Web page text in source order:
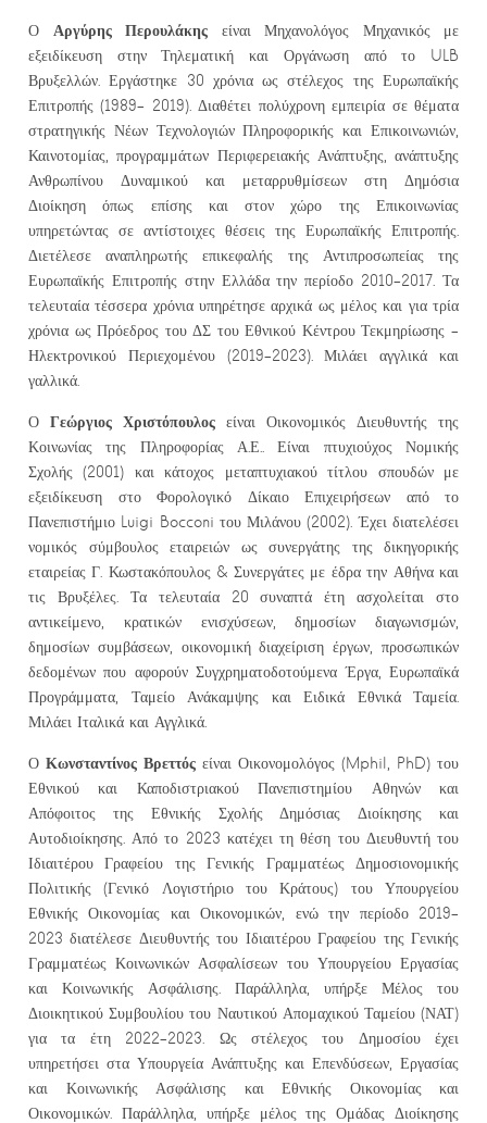
Ο Αργύρης Περουλάκης είναι Μηχανολόγος Μηχανικός με
εξειδίκευση στην Τηλεματική και Οργάνωση από το ULB
Βρυξελλών. Εργάστηκε 30 χρόνια ως στέλεχος της Ευρωπαϊκής
Επιτροπής (1989- 2019). Διαθέτει πολύχρονη εμπειρία σε θέματα
στρατηγικής Νέων Τεχνολογιών Πληροφορικής και Επικοινωνιών,
Καινοτομίας, προγραμμάτων Περιφερειακής Ανάπτυξης, ανάπτυξης
Ανθρωπίνου Δυναμικού και μεταρρυθμίσεων στη Δημόσια
Διοίκηση όπως επίσης και στον χώρο της Επικοινωνίας
υπηρετώντας σε αντίστοιχες θέσεις της Ευρωπαϊκής Επιτροπής.
Διετέλεσε αναπληρωτής επικεφαλής της Αντιπροσωπείας της
Ευρωπαϊκής Επιτροπής στην Ελλάδα την περίοδο 2010-2017. Τα
τελευταία τέσσερα χρόνια υπηρέτησε αρχικά ως μέλος και για τρία
χρόνια ως Πρόεδρος του ΔΣ του Εθνικού Κέντρου Τεκμηρίωσης –
Ηλεκτρονικού Περιεχομένου (2019-2023). Μιλάει αγγλικά και
γαλλικά.
Ο Γεώργιος Χριστόπουλος είναι Οικονομικός Διευθυντής της
Κοινωνίας της Πληροφορίας Α.Ε.. Είναι πτυχιούχος Νομικής
Σχολής (2001) και κάτοχος μεταπτυχιακού τίτλου σπουδών με
εξειδίκευση στο Φορολογικό Δίκαιο Επιχειρήσεων από το
Πανεπιστήμιο Luigi Bocconi του Μιλάνου (2002). Έχει διατελέσει
νομικός σύμβουλος εταιρειών ως συνεργάτης της δικηγορικής
εταιρείας Γ. Κωστακόπουλος & Συνεργάτες με έδρα την Αθήνα και
τις Βρυξέλες. Τα τελευταία 20 συναπτά έτη ασχολείται στο
αντικείμενο, κρατικών ενισχύσεων, δημοσίων διαγωνισμών,
δημοσίων συμβάσεων, οικονομική διαχείριση έργων, προσωπικών
δεδομένων που αφορούν Συγχρηματοδοτούμενα Έργα, Ευρωπαϊκά
Προγράμματα, Ταμείο Ανάκαμψης και Ειδικά Εθνικά Ταμεία.
Μιλάει Ιταλικά και Αγγλικά.
Ο Κωνσταντίνος Βρεττός είναι Οικονομολόγος (Mphil, PhD) του
Εθνικού και Καποδιστριακού Πανεπιστημίου Αθηνών και
Απόφοιτος της Εθνικής Σχολής Δημόσιας Διοίκησης και
Αυτοδιοίκησης. Από το 2023 κατέχει τη θέση του Διευθυντή του
Ιδιαιτέρου Γραφείου της Γενικής Γραμματέως Δημοσιονομικής
Πολιτικής (Γενικό Λογιστήριο του Κράτους) του Υπουργείου
Εθνικής Οικονομίας και Οικονομικών, ενώ την περίοδο 2019-
2023 διατέλεσε Διευθυντής του Ιδιαιτέρου Γραφείου της Γενικής
Γραμματέως Κοινωνικών Ασφαλίσεων του Υπουργείου Εργασίας
και Κοινωνικής Ασφάλισης. Παράλληλα, υπήρξε Μέλος του
Διοικητικού Συμβουλίου του Ναυτικού Απομαχικού Ταμείου (ΝΑΤ)
για τα έτη 2022-2023. Ως στέλεχος του Δημοσίου έχει
υπηρετήσει στα Υπουργεία Ανάπτυξης και Επενδύσεων, Εργασίας
και Κοινωνικής Ασφάλισης και Εθνικής Οικονομίας και
Οικονομικών. Παράλληλα, υπήρξε μέλος της Ομάδας Διοίκησης